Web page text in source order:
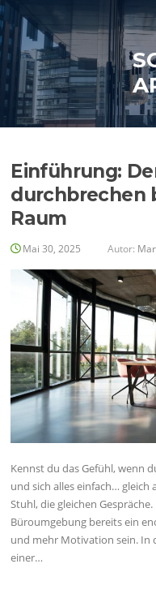
Zum
Inhalt
springen
Einführung:
durchbrechen
Raum
Mai 30, 2025 Autor:
Kennst du das Gefühl, wenn
und sich alles einfach… gleich
Stuhl, die gleichen
Büroumgebung bereits ein
und mehr Motivation sein. In
einer…